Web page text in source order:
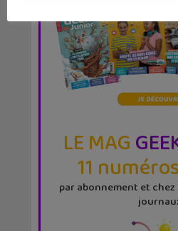
LE MAG
11
par abonnement et